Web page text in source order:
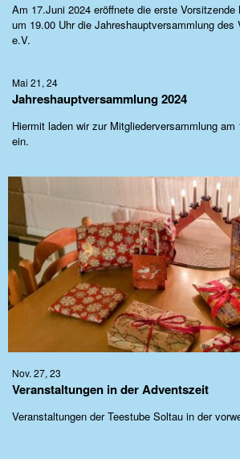
Am 17.Juni 2024 eröffnete die erste
um 19.00 Uhr die Jahreshauptversammlung des
e.V.
Mai 21, 24
Jahreshauptversammlung 2024
Hiermit laden wir zur Mitgliederversammlung
ein.
Nov. 27, 23
Veranstaltungen in der Adventszeit
Veranstaltungen der Teestube Soltau in der